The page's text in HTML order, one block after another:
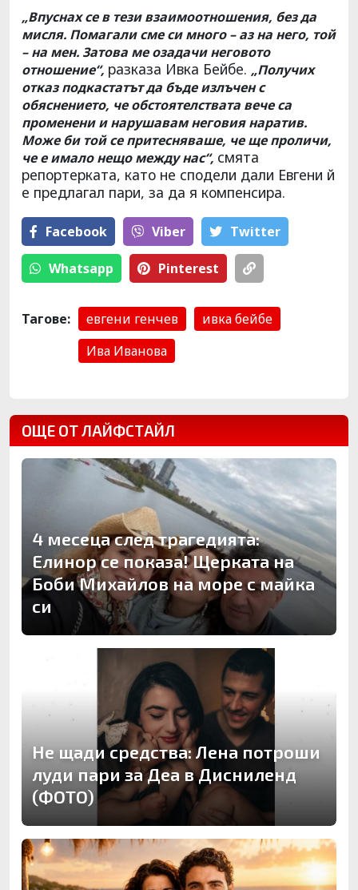
„Впуснах се в тези взаимоотношения, без да
мисля. Помагали сме си много – аз на него, той
– на мен. Затова ме озадачи неговото
отношение“, разказа Ивка Бейбе. „Получих
отказ подкастатът да бъде излъчен с
обяснението, че обстоятелствата вече са
променени и нарушавам неговия наратив.
Може би той се притесняваше, че ще проличи,
че е имало нещо между нас“, смята
репортерката, като не сподели дали Евгени й
е предлагал пари, за да я компенсира.
Facebook Viber Тwitter
Whatsapp Pinterest
Тагове: евгени генчев
ивка бейбе
Ива Иванова
ОЩЕ ОТ ЛАЙФСТАЙЛ
4 месеца след трагедията:
Елинор се показа! Щерката на
Боби Михайлов на море с майка
си
Не щади средства: Лена потроши
луди пари за Деа в Дисниленд
(ФОТО)